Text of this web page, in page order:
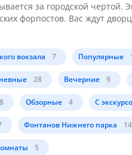
за городской
форпостов. Вас ждут
вокзала 7 Популярные
28 Вечерние 9
8 Обзорные 4 С
Фонтанов Нижнего парка 14
5